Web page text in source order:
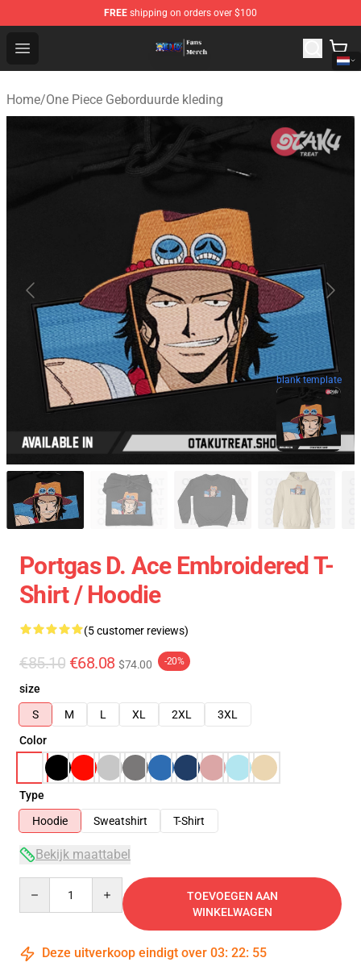
FREE shipping on orders over $100
Open menu
One Piece Store - Official One Piece Merchandise Shop
Home/One Piece Geborduurde kleding
blank template
Portgas D. Ace Embroidered T-
Shirt / Hoodie
(5 customer reviews)
€85.10 €68.08 $74.00 -20%
size
S
M L XL 2XL
3XL
Color
Type
Hoodie
Sweatshirt T-Shirt
Bekijk maattabel
TOEVOEGEN AAN
WINKELWAGEN
Deze uitverkoop eindigt over 03: 22: 54